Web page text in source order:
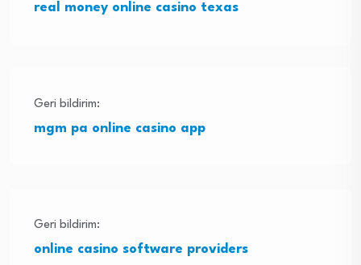
real money online casino texas
Geri bildirim:
mgm pa online casino app
Geri bildirim:
online casino software providers